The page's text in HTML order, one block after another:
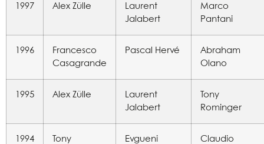
1997 Alex Zülle
Laurent
Jalabert
Marco
Pantani
1996
Francesco
Casagrande
Pascal Hervé
Abraham
Olano
1995 Alex Zülle
Laurent
Jalabert
Tony
Rominger
1994
Tony
Evgueni
Claudio